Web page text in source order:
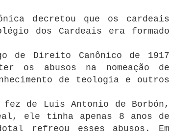
decretou que os cardeais
dos Cardeais era formado
de Direito Canônico de 1917
os abusos na nomeação de
de teologia e outros
fez de Luis Antonio de Borbón,
ele tinha apenas 8 anos de
refreou esses abusos. Em